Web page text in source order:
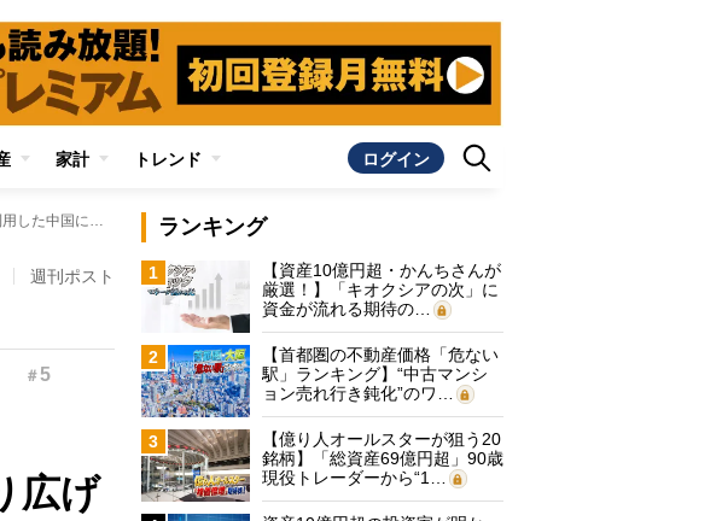
家計 トレンド ログイン
【中国スパイの実態】台湾や米国で繰り広げられるインフルエンサーを利用した中国による「浸透工作」 台湾では選挙結果を左右するレベル、アメリカでは先端技術の情報流出が止まらず
週刊ポスト
＃5
広げ
ランキング
1
【資産10億円超・かんちさんが
厳選！】「キオクシアの次」に
資金が流れる期待の…
2
【首都圏の不動産価格「危ない
駅」ランキング】“中古マンシ
ョン売れ行き鈍化”のワ…
3
【億り人オールスターが狙う20
銘柄】「総資産69億円超」90歳
現役トレーダーから“1…